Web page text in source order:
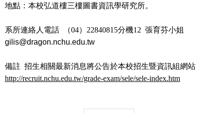
地點：本校弘道樓三樓圖書資訊學研究所。
系所連絡人電話 （04） 22840815分機12 張育芬小姐
gilis@dragon.nchu.edu.tw
備註 招生相關最新消息將公告於本校招生暨資訊組網站
http://recruit.nchu.edu.tw/grade-exam/sele/sele-index.htm